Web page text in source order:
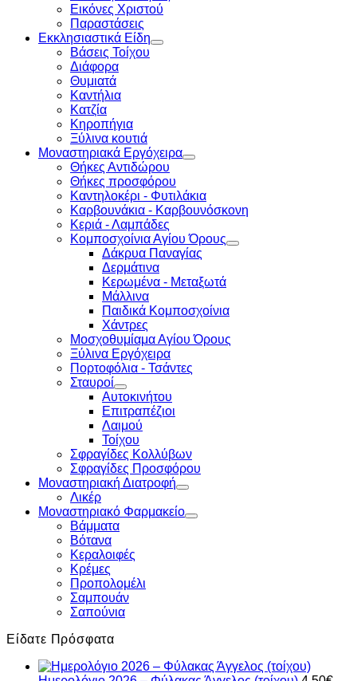
Εικόνες Χριστού
Παραστάσεις
Εκκλησιαστικά Είδη
Βάσεις Τοίχου
Διάφορα
Θυμιατά
Καντήλια
Κατζία
Κηροπήγια
Ξύλινα κουτιά
Μοναστηριακά Εργόχειρα
Θήκες Αντιδώρου
Θήκες προσφόρου
Καντηλοκέρι - Φυτιλάκια
Καρβουνάκια - Καρβουνόσκονη
Κεριά - Λαμπάδες
Κομποσχοίνια Αγίου Όρους
Δάκρυα Παναγίας
Δερμάτινα
Κερωμένα - Μεταξωτά
Μάλλινα
Παιδικά Κομποσχοίνια
Χάντρες
Μοσχοθυμίαμα Αγίου Όρους
Ξύλινα Εργόχειρα
Πορτοφόλια - Τσάντες
Σταυροί
Αυτοκινήτου
Επιτραπέζιοι
Λαιμού
Τοίχου
Σφραγίδες Κολλύβων
Σφραγίδες Προσφόρου
Μοναστηριακή Διατροφή
Λικέρ
Μοναστηριακό Φαρμακείο
Βάμματα
Βότανα
Κεραλοιφές
Κρέμες
Προπολομέλι
Σαμπουάν
Σαπούνια
Είδατε Πρόσφατα